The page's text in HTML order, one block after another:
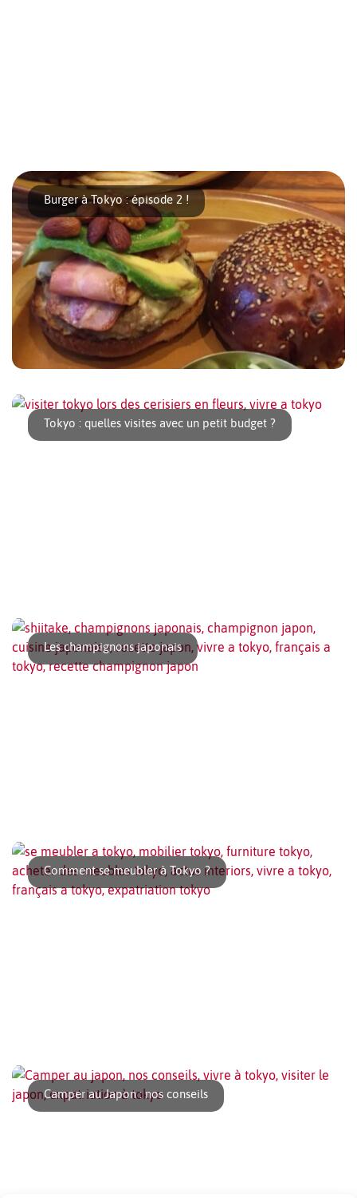
s’anime le soir autour de [...]
Burger à Tokyo : épisode 2 !
cuisine japonaise, de manger un bon [...]
Tokyo : quelles visites avec un petit budget ?
votre grand voyage. Les budgets [...]
Les champignons japonais
excellence des saveurs d’automne. [...]
Comment se meubler à Tokyo ?
et maintenant il faut se meubler, [...]
Camper au Japon : nos conseils